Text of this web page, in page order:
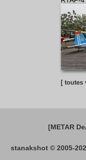
[ toutes
[METAR
stanakshot © 2005-